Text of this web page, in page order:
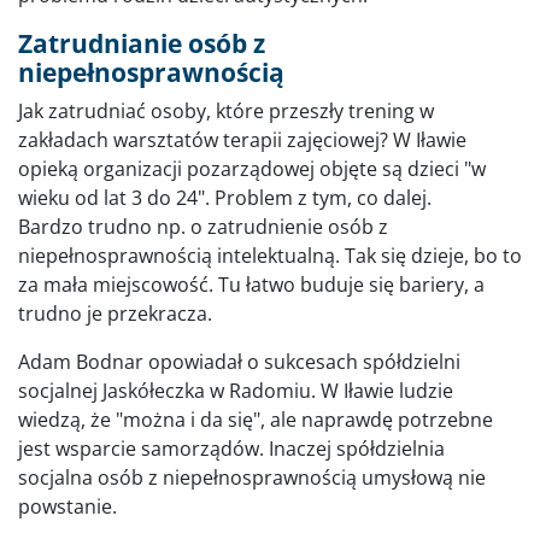
Zatrudnianie osób z
niepełnosprawnością
Jak zatrudniać osoby, które przeszły trening w
zakładach warsztatów terapii zajęciowej? W Iławie
opieką organizacji pozarządowej objęte są dzieci "w
wieku od lat 3 do 24". Problem z tym, co dalej.
Bardzo trudno np. o zatrudnienie osób z
niepełnosprawnością intelektualną. Tak się dzieje, bo to
za mała miejscowość. Tu łatwo buduje się bariery, a
trudno je przekracza.
Adam Bodnar opowiadał o sukcesach spółdzielni
socjalnej Jaskółeczka w Radomiu. W Iławie ludzie
wiedzą, że "można i da się", ale naprawdę potrzebne
jest wsparcie samorządów. Inaczej spółdzielnia
socjalna osób z niepełnosprawnością umysłową nie
powstanie.